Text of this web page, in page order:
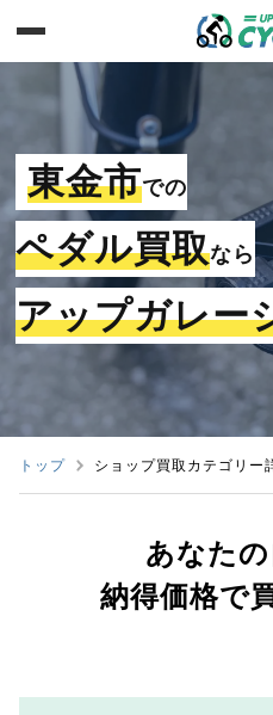
東金市での
ペダル買取なら
アップガレー
トップ ショップ買取カテゴリー
あなたの
納得価格で